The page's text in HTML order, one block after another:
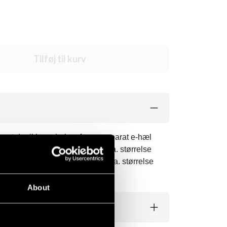
About
Tilføj til kurv
at der ikke er behov for en separat e-hæl
39-40) L (260-265 mm Ca. størrelse
45-46)XXXXL (300-305mm Ca. størrelse